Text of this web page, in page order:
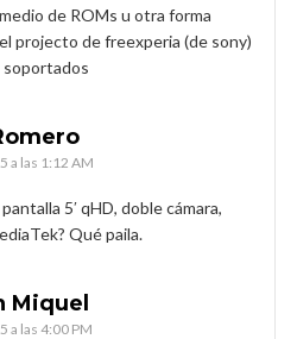
de ROMs u otra forma
projecto de freexperia (de sony)
a las 1:12 AM
5′ qHD, doble cámara,
Qué paila.
Miquel
a las 4:00 PM